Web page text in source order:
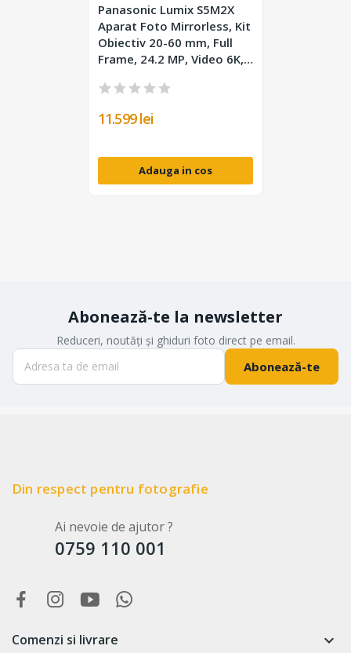
Panasonic Lumix S5M2X
Aparat Foto Mirrorless, Kit
Obiectiv 20-60 mm, Full
Frame, 24.2 MP, Video 6K,
AF
11.599 lei
Adauga in cos
Abonează-te la newsletter
Reduceri, noutăți și ghiduri foto direct pe email.
Abonează-te
Din respect pentru fotografie
Ai nevoie de ajutor ?
0759 110 001
Comenzi si livrare 